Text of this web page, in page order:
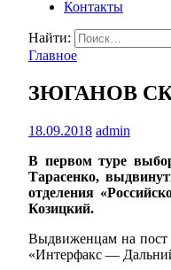
Контакты
Найти:
Главное
ЗЮГАНОВ
18.09.2018 admin
В первом туре
Тарасенко,
отделения
Козицкий.
Выдвиженцам на пост
«Интерфакс —